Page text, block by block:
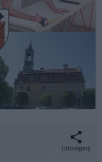
Udostępnij